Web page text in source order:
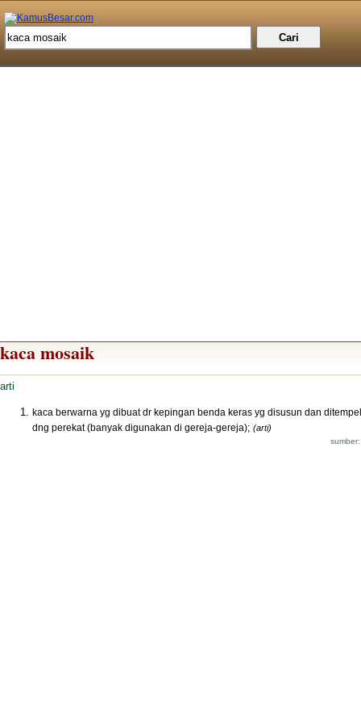
kaca mosaik
arti
kaca berwarna yg dibuat dr kepingan benda keras yg disusun dan
dng perekat (banyak digunakan di gereja-gereja); (arti)